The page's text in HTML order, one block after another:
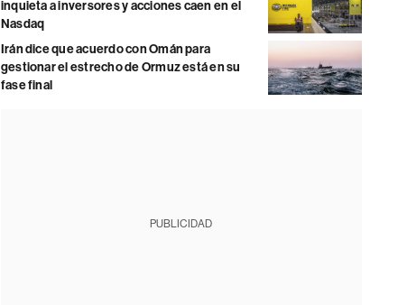
inquieta a inversores y acciones caen en el
Nasdaq
Irán dice que acuerdo con Omán para
gestionar el estrecho de Ormuz está en su
fase final
PUBLICIDAD